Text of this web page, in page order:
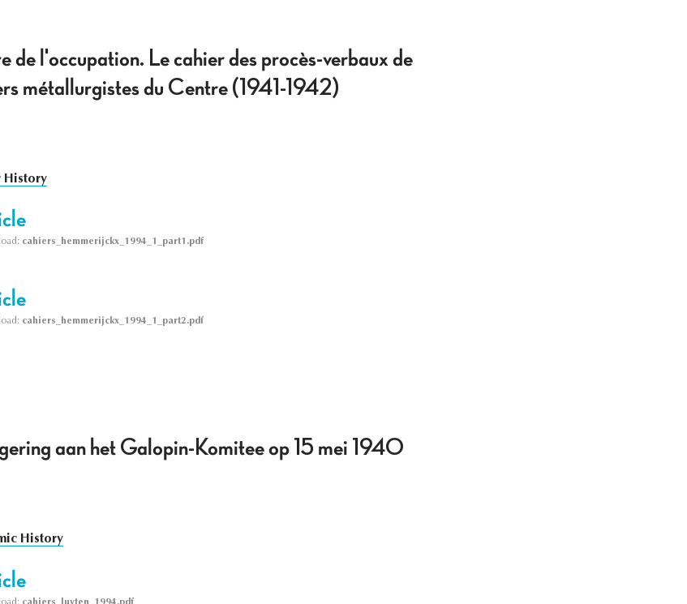
de l'occupation. Le cahier des procès-verbaux de
métallurgistes du Centre (1941-1942)
History
cahiers_hemmerijckx_1994_1_part1.pdf
cahiers_hemmerijckx_1994_1_part2.pdf
aan het Galopin-Komitee op 15 mei 1940
History